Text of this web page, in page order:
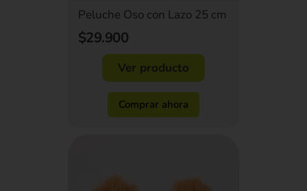
Peluche Oso con Lazo 25 cm
$29.900
Ver producto
Comprar ahora